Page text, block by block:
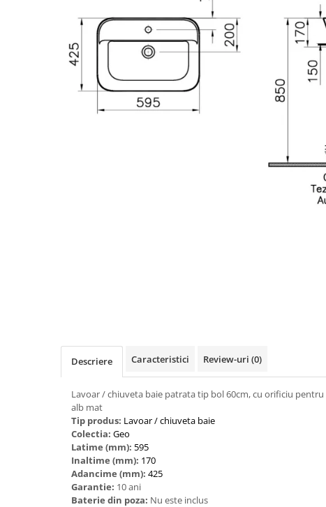
Descriere Caracteristici Review-uri (0)
Lavoar / chiuveta baie patrata tip bol 60cm, cu orificiu
alb mat
Tip produs: ‎Lavoar / chiuveta baie
Colectia: Geo
Latime (mm): 595
Inaltime (mm): 170
Adancime (mm): 425
Garantie: 10 ani
Baterie din poza: Nu este inclus